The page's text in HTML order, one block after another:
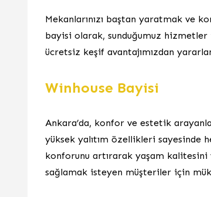
Mekanlarınızı baştan yaratmak ve
bayisi olarak, sunduğumuz hizmetler
ücretsiz keşif avantajımızdan
Winhouse Bayisi
Ankara’da, konfor ve estetik
yüksek yalıtım özellikleri sayesinde
konforunu artırarak yaşam
sağlamak isteyen müşteriler için